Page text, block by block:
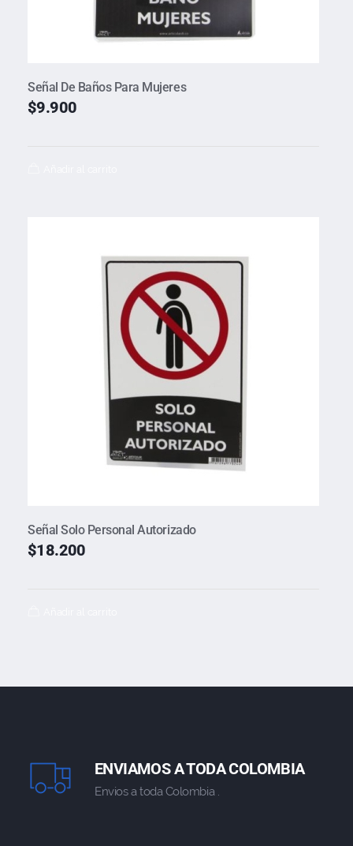
Señal De Baños Para Mujeres
$9.900
Señal Solo Personal Autorizado
$18.200
ENVIAMOS A TODA COLOMBIA
Envios a toda Colombia .